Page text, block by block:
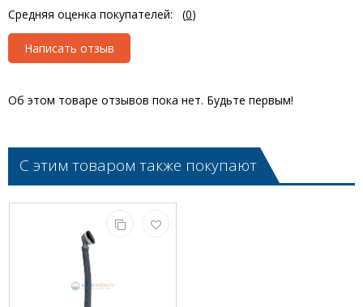
Средняя оценка покупателей: (0)
Написать отзыв
Об этом товаре отзывов пока нет. Будьте первым!
С этим товаром также покупают